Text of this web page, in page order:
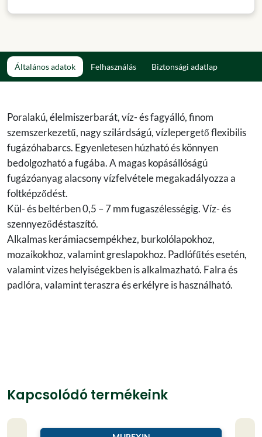
Általános adatok Felhasználás Biztonsági adatlap
Poralakú, élelmiszerbarát, víz- és fagyálló, finom
szemszerkezetű, nagy szilárdságú, vízlepergető flexibilis
fugázóhabarcs. Egyenletesen húzható és könnyen
bedolgozható a fugába. A magas kopásállóságú
fugázóanyag alacsony vízfelvétele megakadályozza a
foltképződést.
Kül- és beltérben 0,5 – 7 mm fugaszélességig. Víz- és
szennyeződéstaszító.
Alkalmas kerámiacsempékhez, burkolólapokhoz,
mozaikokhoz, valamint greslapokhoz. Padlófűtés esetén,
valamint vizes helyiségekben is alkalmazható. Falra és
padlóra, valamint teraszra és erkélyre is használható.
Kapcsolódó termékeink